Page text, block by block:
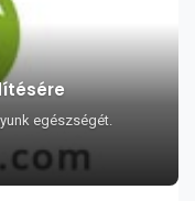
egészségét.